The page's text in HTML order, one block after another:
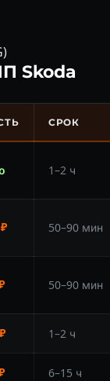
Skoda
СРОК
1–2 ч
50–90 мин
50–90 мин
1–2 ч
6–15 ч